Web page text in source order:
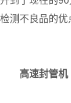
检测不良品的优
高速封管机